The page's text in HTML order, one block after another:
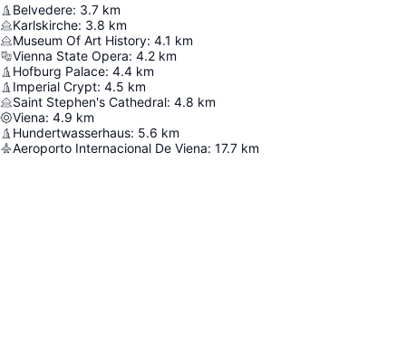
Belvedere: 3.7 km
Karlskirche: 3.8 km
Museum Of Art History: 4.1 km
Vienna State Opera: 4.2 km
Hofburg Palace: 4.4 km
Imperial Crypt: 4.5 km
Saint Stephen's Cathedral: 4.8 km
Viena: 4.9 km
Hundertwasserhaus: 5.6 km
Aeroporto Internacional De Viena: 17.7 km